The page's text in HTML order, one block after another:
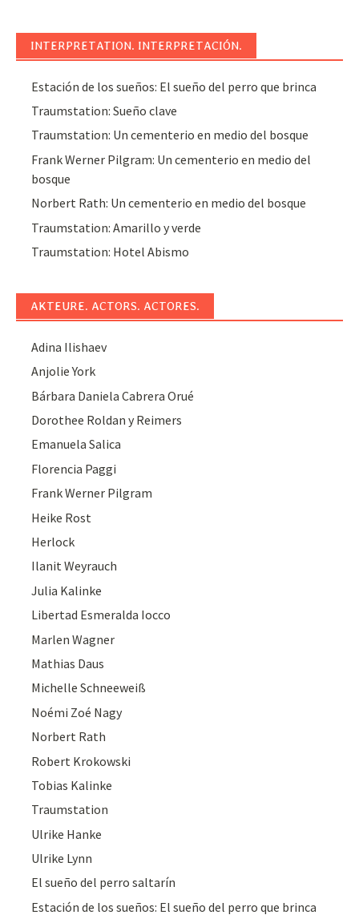
INTERPRETATION. INTERPRETACIÓN.
Estación de los sueños: El sueño del perro que brinca
Traumstation: Sueño clave
Traumstation: Un cementerio en medio del bosque
Frank Werner Pilgram: Un cementerio en medio del
bosque
Norbert Rath: Un cementerio en medio del bosque
Traumstation: Amarillo y verde
Traumstation: Hotel Abismo
AKTEURE. ACTORS. ACTORES.
Adina Ilishaev
Anjolie York
Bárbara Daniela Cabrera Orué
Dorothee Roldan y Reimers
Emanuela Salica
Florencia Paggi
Frank Werner Pilgram
Heike Rost
Herlock
Ilanit Weyrauch
Julia Kalinke
Libertad Esmeralda Iocco
Marlen Wagner
Mathias Daus
Michelle Schneeweiß
Noémi Zoé Nagy
Norbert Rath
Robert Krokowski
Tobias Kalinke
Traumstation
Ulrike Hanke
Ulrike Lynn
El sueño del perro saltarín
Estación de los sueños: El sueño del perro que brinca